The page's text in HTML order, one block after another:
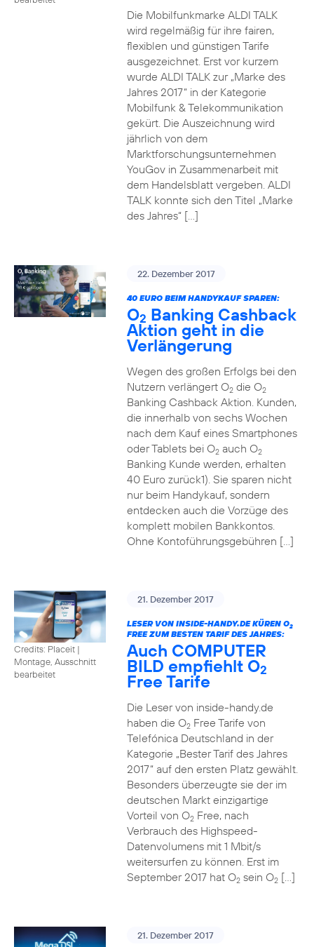
Die Mobilfunkmarke ALDI TALK
wird regelmäßig für ihre fairen,
flexiblen und günstigen Tarife
ausgezeichnet. Erst vor kurzem
wurde ALDI TALK zur „Marke des
Jahres 2017“ in der Kategorie
Mobilfunk & Telekommunikation
gekürt. Die Auszeichnung wird
jährlich von dem
Marktforschungsunternehmen
YouGov in Zusammenarbeit mit
dem Handelsblatt vergeben. ALDI
TALK konnte sich den Titel „Marke
des Jahres“ […]
22. Dezember 2017
40 EURO BEIM HANDYKAUF SPAREN:
O2 Banking Cashback
Aktion geht in die
Verlängerung
Wegen des großen Erfolgs bei den
Nutzern verlängert O2die O2
Banking Cashback Aktion. Kunden,
die innerhalb von sechs Wochen
nach dem Kauf eines Smartphones
oder Tablets bei O2auch O2
Banking Kunde werden, erhalten
40 Euro zurück1). Sie sparen nicht
nur beim Handykauf, sondern
entdecken auch die Vorzüge des
komplett mobilen Bankkontos.
Ohne Kontoführungsgebühren […]
Credits: Placeit |
Montage, Ausschnitt
bearbeitet
21. Dezember 2017
LESER VON INSIDE-HANDY.DE KÜREN O2
FREE ZUM BESTEN TARIF DES JAHRES:
Auch COMPUTER
BILD empfiehlt O2
Free Tarife
Die Leser von inside-handy.de
haben die O2Free Tarife von
Telefónica Deutschland in der
Kategorie „Bester Tarif des Jahres
2017“ auf den ersten Platz gewählt.
Besonders überzeugte sie der im
deutschen Markt einzigartige
Vorteil von O2Free, nach
Verbrauch des Highspeed-
Datenvolumens mit 1 Mbit/s
weitersurfen zu können. Erst im
September 2017 hat O2sein O2[…]
21. Dezember 2017